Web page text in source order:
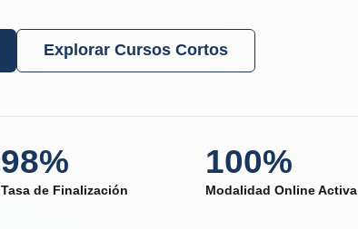
Explorar Cursos Cortos
98%
Tasa de Finalización
100%
Modalidad Online Activa